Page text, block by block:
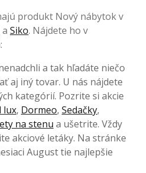
produkt Nový nábytok v
a Siko. Nájdete ho v
a tak hľadáte niečo
aj iný tovar. U nás nájdete
kategórií. Pozrite si akcie
lux, Dormeo, Sedačky,
na stenu a ušetrite. Vždy
akciové letáky. Na stránke
August tie najlepšie